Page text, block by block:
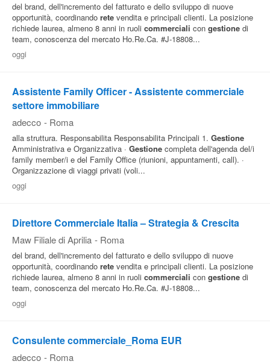
del brand, dell'incremento del fatturato e dello sviluppo di nuove
opportunità, coordinando rete vendita e principali clienti. La posizione
richiede laurea, almeno 8 anni in ruoli commerciali con gestione di
team, conoscenza del mercato Ho.Re.Ca. #J-18808...
oggi
Assistente Family Officer - Assistente commerciale
settore immobiliare
adecco - Roma
alla struttura. Responsabilita Responsabilita Principali 1. Gestione
Amministrativa e Organizzativa · Gestione completa dell'agenda del/i
family member/i e del Family Office (riunioni, appuntamenti, call). ·
Organizzazione di viaggi privati (voli...
oggi
Direttore Commerciale Italia – Strategia & Crescita
Maw Filiale di Aprilia - Roma
del brand, dell'incremento del fatturato e dello sviluppo di nuove
opportunità, coordinando rete vendita e principali clienti. La posizione
richiede laurea, almeno 8 anni in ruoli commerciali con gestione di
team, conoscenza del mercato Ho.Re.Ca. #J-18808...
oggi
Consulente commerciale_Roma EUR
adecco - Roma